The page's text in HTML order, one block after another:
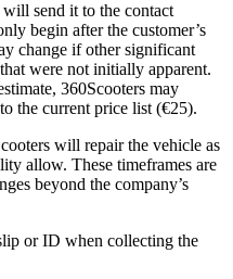
send it to the contact
begin after the customer’s
change if other significant
were not initially apparent.
360Scooters may
the current price list (€25).
will repair the vehicle as
allow. These timeframes are
beyond the company’s
or ID when collecting the